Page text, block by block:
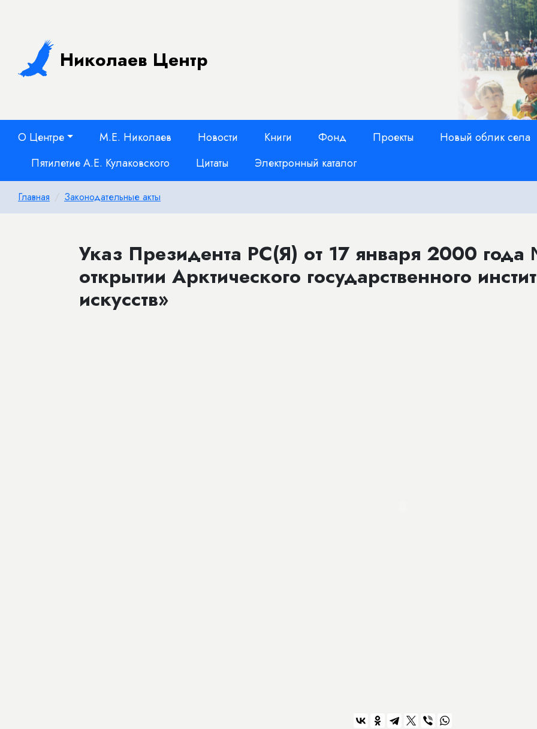
Николаев Центр
О Центре М.Е. Николаев Новости Книги Фонд Проекты
Новый облик села
Пятилетие А.Е. Кулаковского
Цитаты Электронный каталог
Главная Законодательные акты
Указ Президента РС(Я) от 17 января 2000
открытии Арктического государственного
искусств»